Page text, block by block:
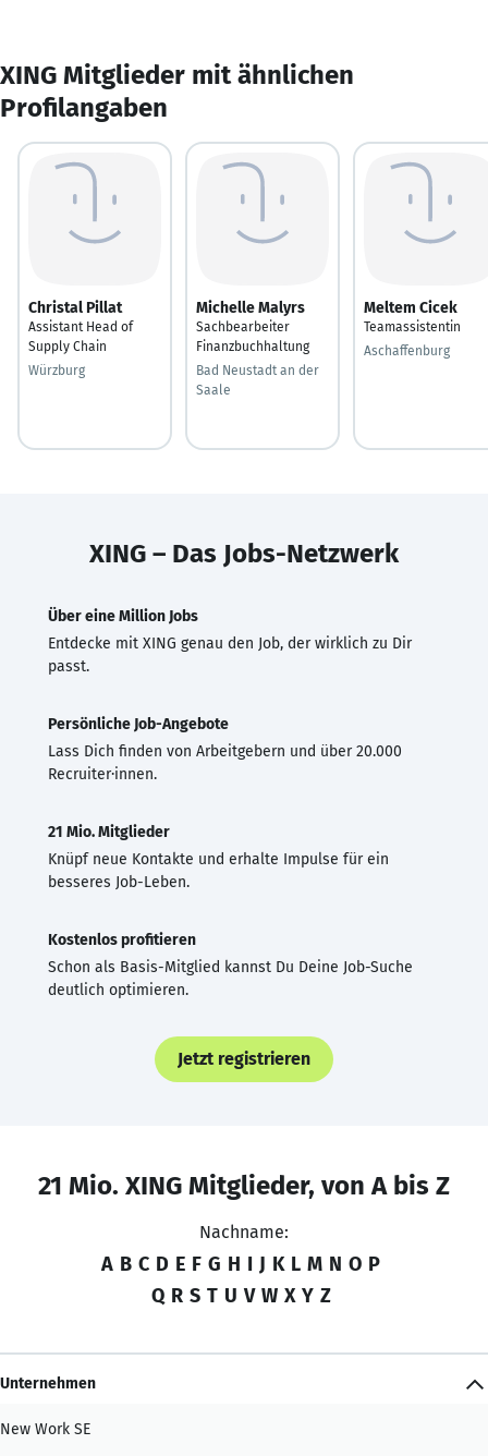
XING Mitglieder mit ähnlichen
Profilangaben
Christal Pillat
Assistant Head of
Supply Chain
Würzburg
Michelle Malyrs
Sachbearbeiter
Finanzbuchhaltung
Bad Neustadt an der
Saale
Meltem Cicek
Teamassistentin
Aschaffenburg
XING – Das Jobs-Netzwerk
Über eine Million Jobs
Entdecke mit XING genau den Job, der wirklich zu Dir
passt.
Persönliche Job-Angebote
Lass Dich finden von Arbeitgebern und über 20.000
Recruiter·innen.
21 Mio. Mitglieder
Knüpf neue Kontakte und erhalte Impulse für ein
besseres Job-Leben.
Kostenlos profitieren
Schon als Basis-Mitglied kannst Du Deine Job-Suche
deutlich optimieren.
Jetzt registrieren
21 Mio. XING Mitglieder, von A bis Z
Nachname:
A B C D E F G H I J K L M N O P
Q R S T U V W X Y Z
Unternehmen
New Work SE